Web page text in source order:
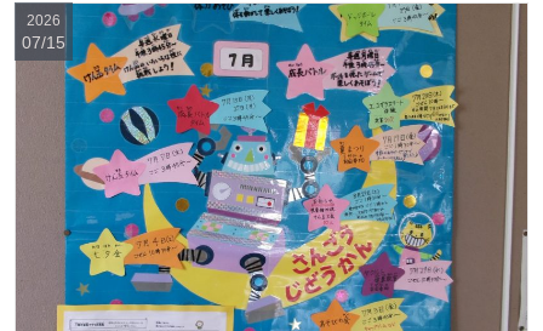
2026
07/15